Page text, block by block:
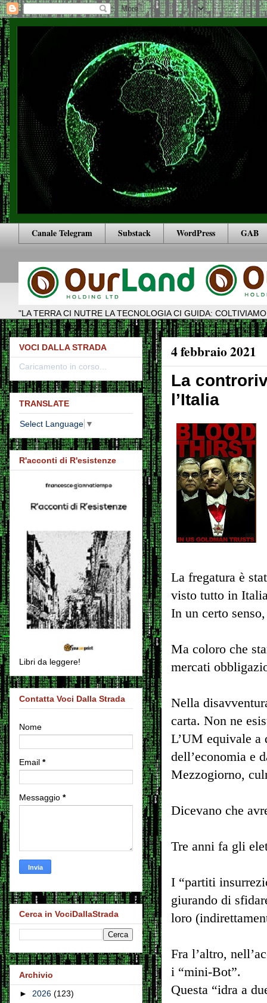
Canale Telegram Substack WordPress GAB
"LA TERRA CI NUTRE LA TECNOLOGIA CI GUIDA:
4 febbraio 2021
La
l’Italia
La fregatura è
visto tutto in
In un certo
Ma coloro che
mercati
Nella
carta. Non ne
L’UM equivale a
dell’economia e
Mezzogiorno,
Dicevano che
Tre anni fa gli
I “partiti
giurando di
loro
Fra l’altro,
i “mini-Bot”.
Questa “idra a
VOCI DALLA STRADA
Caricamento in corso...
TRANSLATE
Select Language ▼
R'acconti di R'esistenze
Libri da leggere!
Contatta Voci Dalla Strada
Nome
Email *
Messaggio *
Cerca in VociDallaStrada
Archivio
► 2026 (123)